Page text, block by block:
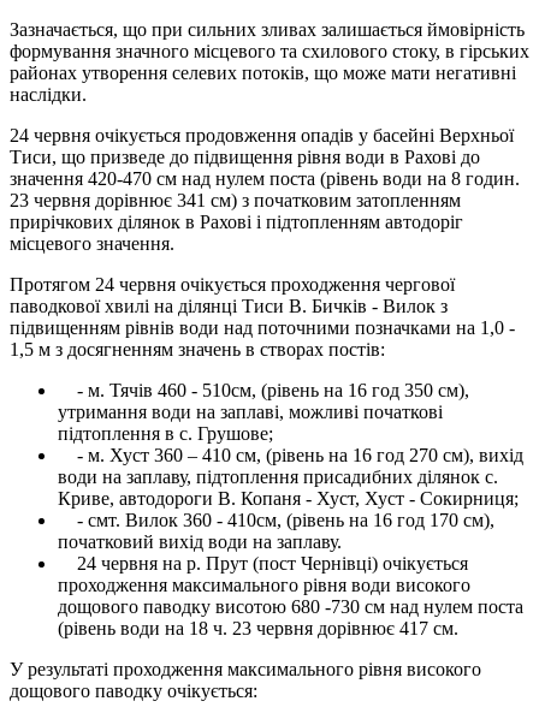
Зазначається, що при сильних зливах залишається ймовірність
формування значного місцевого та схилового стоку, в гірських
районах утворення селевих потоків, що може мати негативні
наслідки.
24 червня очікується продовження опадів у басейні Верхньої
Тиси, що призведе до підвищення рівня води в Рахові до
значення 420-470 см над нулем поста (рівень води на 8 годин.
23 червня дорівнює 341 см) з початковим затопленням
прирічкових ділянок в Рахові і підтопленням автодоріг
місцевого значення.
Протягом 24 червня очікується проходження чергової
паводкової хвилі на ділянці Тиси В. Бичків - Вилок з
підвищенням рівнів води над поточними позначками на 1,0 -
1,5 м з досягненням значень в створах постів:
- м. Тячів 460 - 510см, (рівень на 16 год 350 см),
утримання води на заплаві, можливі початкові
підтоплення в с. Грушове;
- м. Хуст 360 – 410 см, (рівень на 16 год 270 см), вихід
води на заплаву, підтоплення присадибних ділянок с.
Криве, автодороги В. Копаня - Хуст, Хуст - Сокирниця;
- смт. Вилок 360 - 410см, (рівень на 16 год 170 см),
початковий вихід води на заплаву.
24 червня на р. Прут (пост Чернівці) очікується
проходження максимального рівня води високого
дощового паводку висотою 680 -730 см над нулем поста
(рівень води на 18 ч. 23 червня дорівнює 417 см.
У результаті проходження максимального рівня високого
дощового паводку очікується: